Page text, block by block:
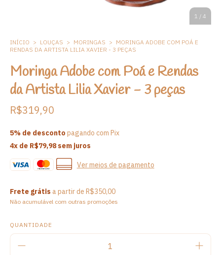
1 / 4
INÍCIO > LOUÇAS > MORINGAS > MORINGA ADOBE COM POÁ E
RENDAS DA ARTISTA LILIA XAVIER - 3 PEÇAS
Moringa Adobe com Poá e Rendas
da Artista Lilia Xavier - 3 peças
R$319,90
5% de desconto pagando com Pix
4x de R$79,98sem juros
Ver meios de pagamento
Frete grátis a partir de R$350,00
Não acumulável com outras promoções
QUANTIDADE